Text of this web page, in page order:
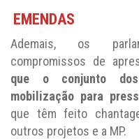
EMENDAS
Ademais, os
compromissos de
que o conjunto
mobilização para
que têm feito
outros projetos e a MP.